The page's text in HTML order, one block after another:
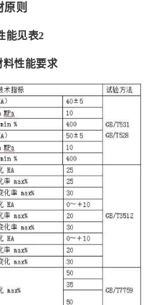
原则
能见表2
料性能要求